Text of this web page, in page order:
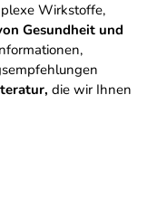
Wirkstoffe,
Gesundheit und
die wir Ihnen